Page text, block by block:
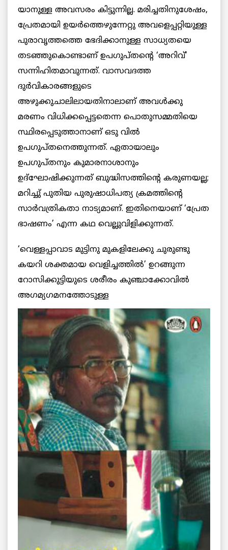
യാനുള്ള അവസരം കിട്ടുന്നില്ല. മരിച്ചതിനുശേഷം,
പ്രേതമായി ഉയര്‍ത്തെഴുന്നേറ്റു അവളെപ്പറ്റിയുള്ള
പുരാവൃത്തത്തെ ഭേദിക്കാനുള്ള സാധ്യതയെ
തടഞ്ഞുകൊണ്ടാണ് ഉപഗുപ്തന്‍റെ ‘അറിവ്’
സന്നിഹിതമാവുന്നത്. വാസവദത്ത
ദുര്‍വികാരങ്ങളുടെ
അഴുക്കുചാലിലായതിനാലാണ് അവള്‍ക്കു
മരണം വിധിക്കപ്പെട്ടതെന്ന പൊതുസമ്മതിയെ
സ്ഥിരപ്പെടുത്താനാണ് ഒടു വില്‍
ഉപഗുപ്തനെത്തുന്നത്. ഏതായാലും
ഉപഗുപ്തനും കുമാരനാശാനും
ഉദ്ഘോഷിക്കുന്നത് ബുദ്ധിസത്തിന്‍റെ കരുണയല്ല;
മറിച്ചു് പുതിയ പുരുഷാധിപത്യ ക്രമത്തിന്‍റെ
സാര്‍വത്രികതാ നാട്യമാണ്. ഇതിനെയാണ് ‘പ്രേത
ഭാഷണം’ എന്ന കഥ വെല്ലുവിളിക്കുന്നത്.
‘വെള്ളപ്പാവാട മുട്ടിനു മുകളിലേക്കു ചുരുണ്ടു
കയറി ശക്തമായ വെളിച്ചത്തില്‍’ ഉറങ്ങുന്ന
റോസിക്കുട്ടിയുടെ ശരീരം കുഞ്ചാക്കോവില്‍
അഗമ്യഗമനത്തോടുള്ള